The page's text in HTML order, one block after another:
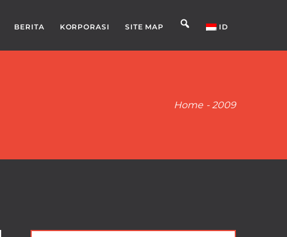
BERITA KORPORASI SITE MAP ID
Home - 2009